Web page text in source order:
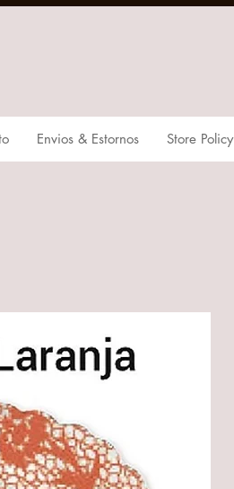
Envios & Estornos Store Policy